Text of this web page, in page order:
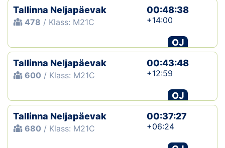
Tallinna Neljapäevak
478 / Klass: M21C
00:48:38
+14:00
OJ
Tallinna Neljapäevak
600 / Klass: M21C
00:43:48
+12:59
OJ
Tallinna Neljapäevak
680 / Klass: M21C
00:37:27
+06:24